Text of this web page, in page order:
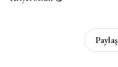
Paylaş